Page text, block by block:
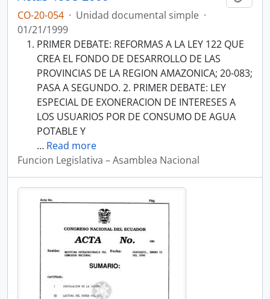
CO-20-054 · Unidad documental simple ·
01/21/1999
PRIMER DEBATE: REFORMAS A LA LEY 122 QUE
CREA EL FONDO DE DESARROLLO DE LAS
PROVINCIAS DE LA REGION AMAZONICA; 20-083;
PASA A SEGUNDO. 2. PRIMER DEBATE: LEY
ESPECIAL DE EXONERACION DE INTERESES A
LOS USUARIOS POR DE CONSUMO DE AGUA
POTABLE Y
… Read more
Funcion Legislativa – Asamblea Nacional